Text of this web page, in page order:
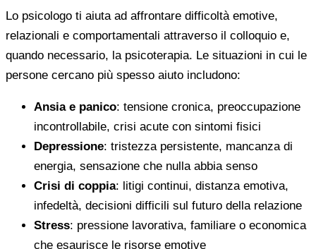
Lo psicologo ti aiuta ad affrontare difficoltà emotive,
relazionali e comportamentali attraverso il colloquio e,
quando necessario, la psicoterapia. Le situazioni in cui le
persone cercano più spesso aiuto includono:
Ansia e panico: tensione cronica, preoccupazione
incontrollabile, crisi acute con sintomi fisici
Depressione: tristezza persistente, mancanza di
energia, sensazione che nulla abbia senso
Crisi di coppia: litigi continui, distanza emotiva,
infedeltà, decisioni difficili sul futuro della relazione
Stress: pressione lavorativa, familiare o economica
che esaurisce le risorse emotive